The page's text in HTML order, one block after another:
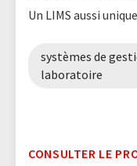
Un LIMS aussi
systèmes de
laboratoire
CONSULTER LE